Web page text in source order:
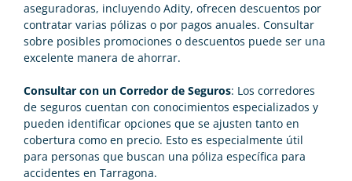
aseguradoras, incluyendo Adity, ofrecen descuentos por
contratar varias pólizas o por pagos anuales. Consultar
sobre posibles promociones o descuentos puede ser una
excelente manera de ahorrar.
Consultar con un Corredor de Seguros: Los corredores
de seguros cuentan con conocimientos especializados y
pueden identificar opciones que se ajusten tanto en
cobertura como en precio. Esto es especialmente útil
para personas que buscan una póliza específica para
accidentes en Tarragona.